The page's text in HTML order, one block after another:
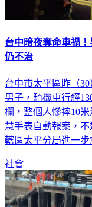
台中暗夜奪命車禍
仍不治
台中市太平區昨（
男子，騎機車行經
欄，整個人慘摔10
慧手表自動報案，
轄區太平分局進一步
社會